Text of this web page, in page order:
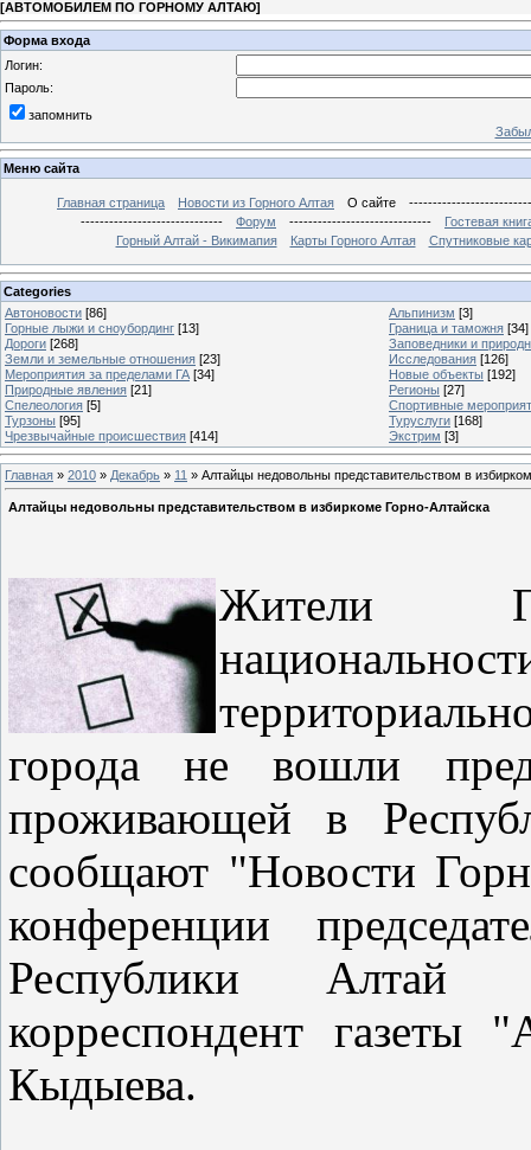
[АВТОМОБИЛЕМ ПО ГОРНОМУ АЛТАЮ]
Форма входа
Логин:
Пароль:
запомнить
Меню сайта
Главная страница Новости из Горного Алтая О сайте
------------------------------
Форум ------------------------------
Гостевая
Горный Алтай - Викимапия
Карты Горного Алтая Спутниковые
Categories
Автоновости [86] Альпинизм [3]
Горные лыжи и сноубординг [13] Граница и таможня [34]
Дороги [268]
Заповедники и
Земли и земельные отношения [23] Исследования [126]
Мероприятия за пределами ГА [34] Новые объекты [192]
Природные явления [21] Регионы [27]
Спелеология [5]
Спортивные
Турзоны [95] Туруслуги [168]
Чрезвычайные происшествия [414] Экстрим [3]
Главная » 2010 » Декабрь » 11 » Алтайцы недовольны представительством в
Алтайцы недовольны представительством в избиркоме Горно-Алтайска
Жители
города не вошли
проживающей в
сообщают "Новости
конференции
Республики Алтай
корреспондент газеты
Кыдыева.